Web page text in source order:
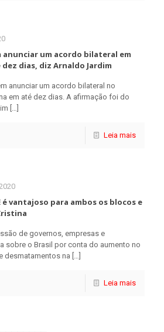
anunciar um acordo bilateral em
dias, diz Arnaldo Jardim
anunciar um acordo bilateral no
em até dez dias. A afirmação foi do
[…]
Leia mais
vantajoso para ambos os blocos e
de governos, empresas e
sobre o Brasil por conta do aumento no
desmatamentos na […]
Leia mais